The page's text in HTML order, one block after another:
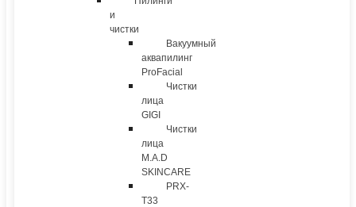
и
чистки
Вакуумный
аквапилинг
ProFacial
Чистки
лица
GIGI
Чистки
лица
M.A.D
SKINCARE
PRX-
T33